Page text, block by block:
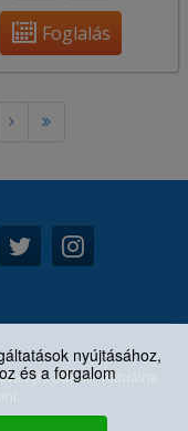
nyújtásához,
és a forgalom
Foglalás
vyhradené. Aktuálna